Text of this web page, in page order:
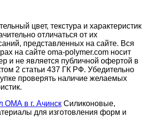
цвет, текстура и
отличаться от их
представленных на сайте. Вся
на сайте oma-polymer.com носит
и не является публичной офертой в
2 статьи 437 ГК РФ. Убедительно
проверять наличие желаемых
ОМА в г. Ачинск Силиконовые,
для изготовления форм и